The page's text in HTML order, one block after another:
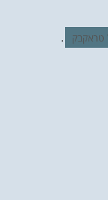
טראקבק .